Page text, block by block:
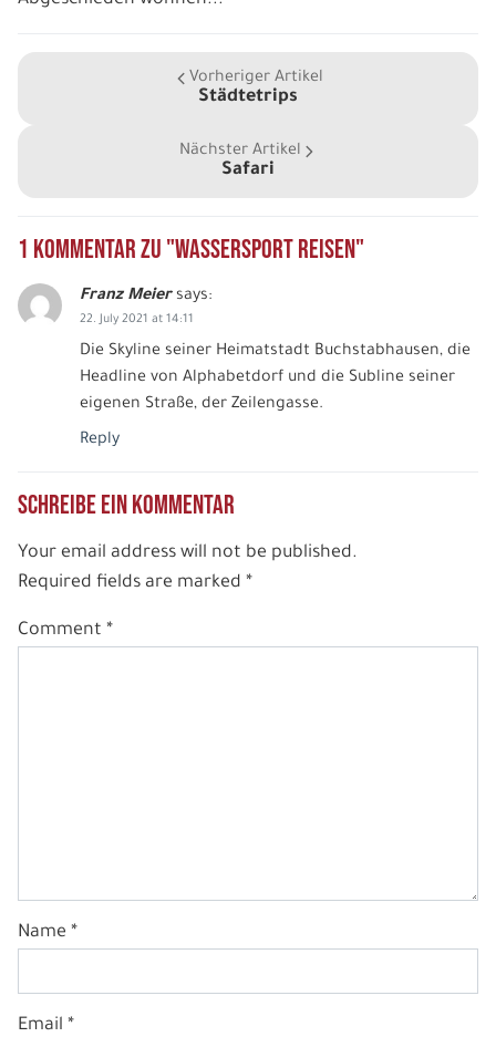
per E-Mail senden
Link kopieren
Vorheriger Artikel
Städtetrips
Nächster Artikel
Safari
1 Kommentar zu "Wassersport Reisen"
Franz Meier says:
22. July 2021 at 14:11
Die Skyline seiner Heimatstadt Buchstabhausen, die
Headline von Alphabetdorf und die Subline seiner
eigenen Straße, der Zeilengasse.
Reply
Schreibe ein Kommentar
Your email address will not be published.
Required fields are marked *
Comment *
Name *
Email *